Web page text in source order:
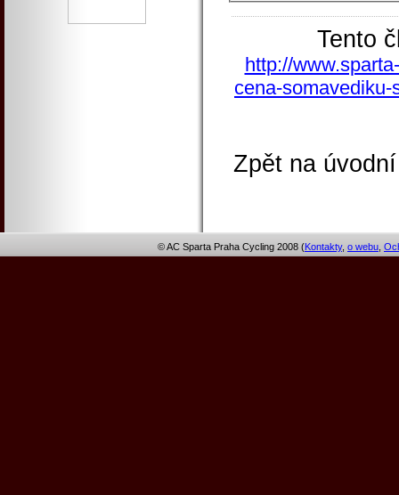
Tento
http://
cena-
Zpět na
© AC Sparta Praha Cycling 2008 (Kontakty, o webu